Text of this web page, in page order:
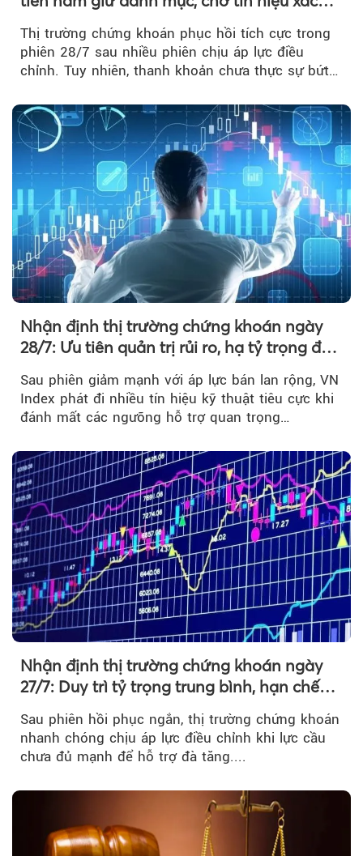
Thị trường chứng khoán phục hồi tích cực trong
phiên 28/7 sau nhiều phiên chịu áp lực điều
chỉnh. Tuy nhiên, thanh khoản chưa thực sự bứt
Nhận định thị trường chứng khoán ngày
28/7: Ưu tiên quản trị rủi ro, hạ tỷ trọng đòn
Sau phiên giảm mạnh với áp lực bán lan rộng, VN
Index phát đi nhiều tín hiệu kỹ thuật tiêu cực khi
đánh mất các ngưỡng hỗ trợ quan trọng…
Nhận định thị trường chứng khoán ngày
27/7: Duy trì tỷ trọng trung bình, hạn chế
Sau phiên hồi phục ngắn, thị trường chứng khoán
nhanh chóng chịu áp lực điều chỉnh khi lực cầu
chưa đủ mạnh để hỗ trợ đà tăng....